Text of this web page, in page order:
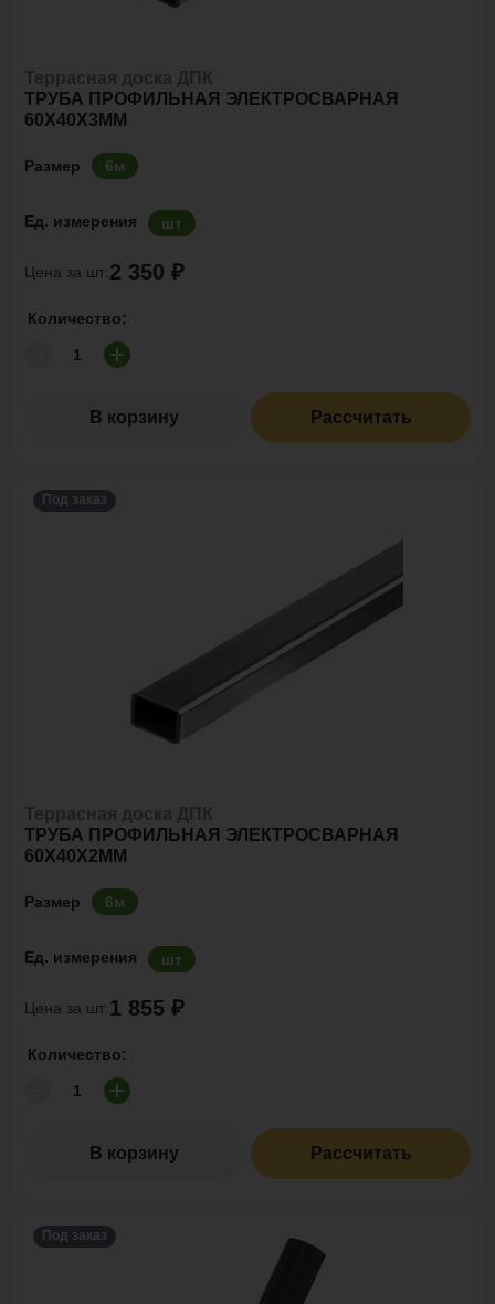
ТРУБА ПРОФИЛЬНАЯ ЭЛЕКТРОСВАРНАЯ
60Х40Х3ММ
Размер 6м
Ед. измерения шт
Цена за шт:2 350 ₽
Количество:
В корзину Рассчитать
Под заказ
ТРУБА ПРОФИЛЬНАЯ ЭЛЕКТРОСВАРНАЯ
60Х40Х2ММ
Размер 6м
Ед. измерения шт
Цена за шт:1 855 ₽
Количество:
В корзину Рассчитать
Под заказ